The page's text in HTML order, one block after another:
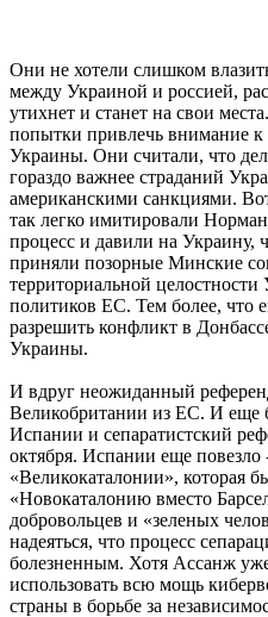
Они не хотели слишком
между Украиной и россией,
утихнет и станет на свои
попытки привлечь внимание
Украины. Они считали, что
гораздо важнее страданий
американскими санкциями.
так легко имитировали
процесс и давили на
приняли позорные Минские
территориальной
политиков ЕС. Тем более, что
разрешить конфликт в
Украины.
И вдруг неожиданный
Великобритании из ЕС. И еще
Испании и сепаратистский
октября. Испании еще повезло
«Великокаталонии», которая
«Новокаталонию вместо
добровольцев и «зеленых
надеяться, что процесс
болезненным. Хотя Ассанж
использовать всю мощь
страны в борьбе за